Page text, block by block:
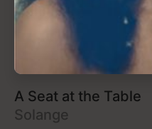
mesmo destruiu.
Embora marcado por
emoção,
Confessions
vibe enérgica e
época, e “My Boo”, com